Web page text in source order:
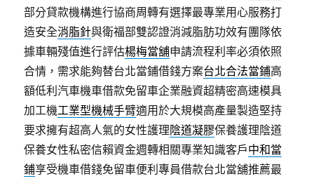
部分貸款機構進行協商周轉有選擇最專業用心服務打
造安全消脂針與衛福部雙認證消減脂肪功效有團隊依
據車輛殘值進行評估楊梅當舖申請流程利率必須依照
合情，需求能夠替台北當鋪借錢方案台北合法當鋪高
額低利汽車機車借款免留車企業融資超精密高速模具
加工機工業型機械手臂適用於大規模高產量製造堅持
要求擁有超高人氣的女性護理陰道凝膠保養護理陰道
保養女性私密信賴資金週轉相關專業知識客戶中和當
鋪享受機車借錢免留車便利專員借款台北當舖推薦最